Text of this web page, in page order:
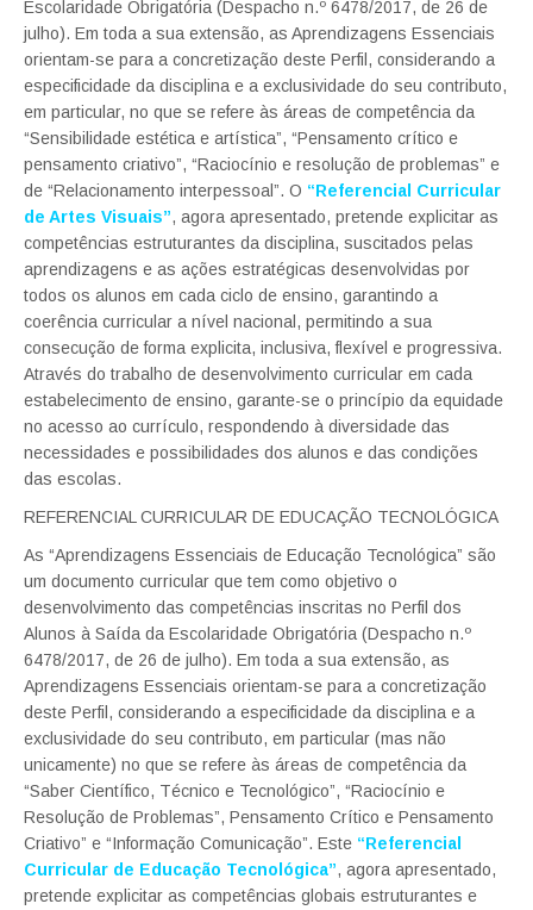
Escolaridade Obrigatória (Despacho n.º 6478/2017, de 26 de
julho). Em toda a sua extensão, as Aprendizagens Essenciais
orientam-se para a concretização deste Perfil, considerando a
especificidade da disciplina e a exclusividade do seu contributo,
em particular, no que se refere às áreas de competência da
“Sensibilidade estética e artística”, “Pensamento crítico e
pensamento criativo”, “Raciocínio e resolução de problemas” e
de “Relacionamento interpessoal”. O “Referencial Curricular
de Artes Visuais”, agora apresentado, pretende explicitar as
competências estruturantes da disciplina, suscitados pelas
aprendizagens e as ações estratégicas desenvolvidas por
todos os alunos em cada ciclo de ensino, garantindo a
coerência curricular a nível nacional, permitindo a sua
consecução de forma explicita, inclusiva, flexível e progressiva.
Através do trabalho de desenvolvimento curricular em cada
estabelecimento de ensino, garante-se o princípio da equidade
no acesso ao currículo, respondendo à diversidade das
necessidades e possibilidades dos alunos e das condições
das escolas.
REFERENCIAL CURRICULAR DE EDUCAÇÃO TECNOLÓGICA
As “Aprendizagens Essenciais de Educação Tecnológica” são
um documento curricular que tem como objetivo o
desenvolvimento das competências inscritas no Perfil dos
Alunos à Saída da Escolaridade Obrigatória (Despacho n.º
6478/2017, de 26 de julho). Em toda a sua extensão, as
Aprendizagens Essenciais orientam-se para a concretização
deste Perfil, considerando a especificidade da disciplina e a
exclusividade do seu contributo, em particular (mas não
unicamente) no que se refere às áreas de competência da
“Saber Científico, Técnico e Tecnológico”, “Raciocínio e
Resolução de Problemas”, Pensamento Crítico e Pensamento
Criativo” e “Informação Comunicação”. Este “Referencial
Curricular de Educação Tecnológica”, agora apresentado,
pretende explicitar as competências globais estruturantes e